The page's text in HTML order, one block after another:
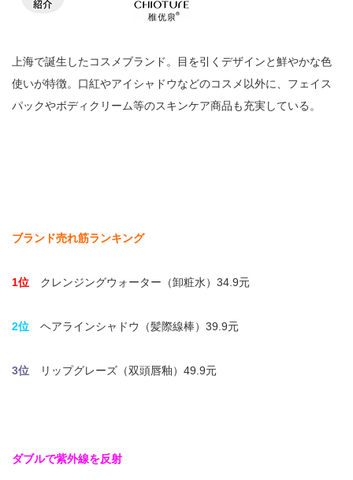
上海で誕生したコスメブランド。目を引くデザインと鮮やかな色
使いが特徴。口紅やアイシャドウなどのコスメ以外に、フェイス
パックやボディクリーム等のスキンケア商品も充実している。
ブランド売れ筋ランキング
1位 クレンジングウォーター（卸粧水）34.9元
2位 ヘアラインシャドウ（髪際線棒）39.9元
3位 リップグレーズ（双頭唇釉）49.9元
ダブルで紫外線を反射